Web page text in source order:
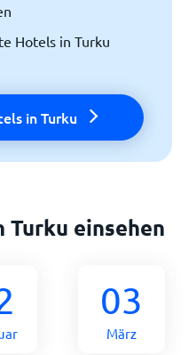
Hotels in Turku
in Turku
einsehen
03
März